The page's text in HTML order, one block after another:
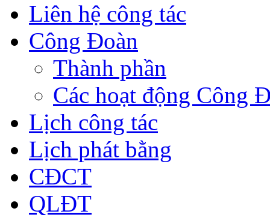
Liên hệ công tác
Công Đoàn
Thành phần
Các hoạt động Công
Lịch công tác
Lịch phát bằng
CĐCT
QLĐT